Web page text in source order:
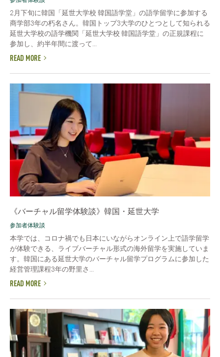
2月下旬に韓国「延世大学校 韓国語学堂」の語学留学に参加する
商学部3年の朽名さん。韓国トップ3大学のひとつとして知られる
延世大学校の語学機関「延世大学校 韓国語学堂」の正規課程に
参加し、約半年間に渡って...
READ MORE
《バーチャル留学体験談》韓国・延世大学
参加者体験談
本学では、コロナ禍でも日本にいながらオンライン上で語学留学
が体験できる、ライブバーチャル形式の海外留学を実施していま
す。韓国にある延世大学のバーチャル留学プログラムに参加した
経営管理課程3年の野里さ...
READ MORE